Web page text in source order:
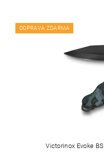
DOPRAVA ZDARMA
Victorinox Evoke